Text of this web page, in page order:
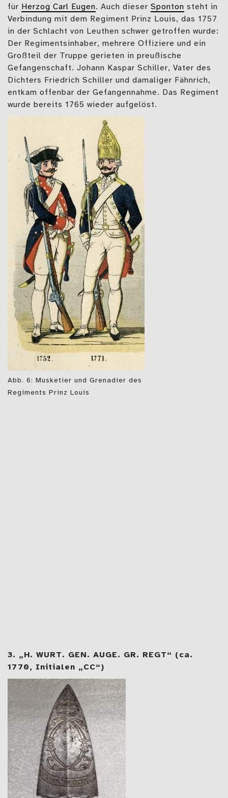
für Herzog Carl Eugen. Auch dieser Sponton steht in
Verbindung mit dem Regiment Prinz Louis, das 1757
in der Schlacht von Leuthen schwer getroffen wurde:
Der Regimentsinhaber, mehrere Offiziere und ein
Großteil der Truppe gerieten in preußische
Gefangenschaft. Johann Kaspar Schiller, Vater des
Dichters Friedrich Schiller und damaliger Fähnrich,
entkam offenbar der Gefangennahme. Das Regiment
wurde bereits 1765 wieder aufgelöst.
Abb. 6: Musketier und Grenadier des
Regiments Prinz Louis
3. „H. WURT. GEN. AUGE. GR. REGT“ (ca.
1770, Initialen „CC“)